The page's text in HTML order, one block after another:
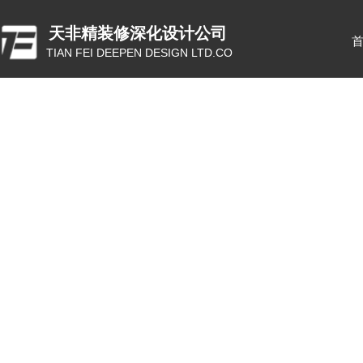
TIAN FEI DEEPEN DESIGN LTD.CO
天非精装修深化设计公司